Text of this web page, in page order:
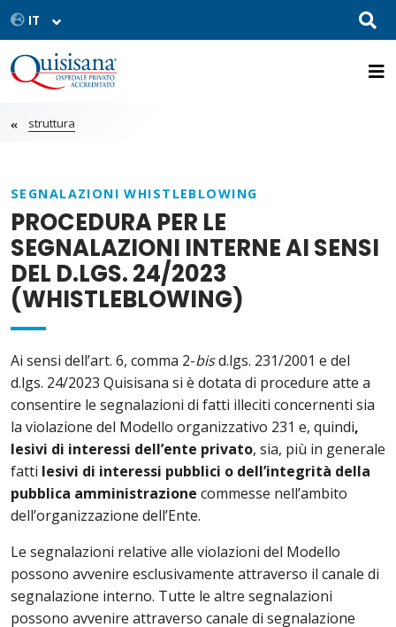
struttura
SEGNALAZIONI WHISTLEBLOWING
PROCEDURA PER LE
SEGNALAZIONI INTERNE AI SENSI
DEL D.LGS. 24/2023
(WHISTLEBLOWING)
Ai sensi dell’art. 6, comma 2-bisd.lgs. 231/2001 e del
d.lgs. 24/2023 Quisisana si è dotata di procedure atte a
consentire le segnalazioni di fatti illeciti concernenti sia
la violazione del Modello organizzativo 231 e, quindi,
lesivi di interessi dell’ente privato, sia, più in generale
fatti lesivi di interessi pubblici o dell’integrità della
pubblica amministrazione commesse nell’ambito
dell’organizzazione dell’Ente.
Le segnalazioni relative alle violazioni del Modello
possono avvenire esclusivamente attraverso il canale di
segnalazione interno. Tutte le altre segnalazioni
possono avvenire attraverso canale di segnalazione